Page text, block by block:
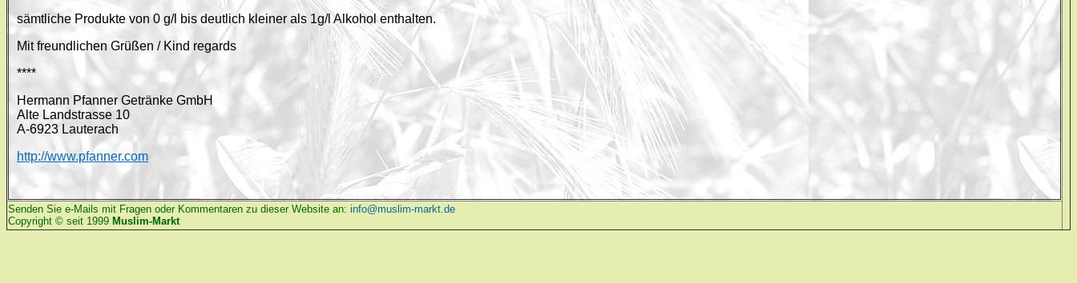
sämtliche Produkte von 0 g/l bis deutlich kleiner als 1g/l Alkohol enthalten.
Mit freundlichen Grüßen / Kind regards
****
Hermann Pfanner Getränke GmbH
Alte Landstrasse 10
A-6923 Lauterach
http://www.pfanner.com
Senden Sie e-Mails mit Fragen oder Kommentaren zu dieser Website an: info@muslim-markt.de
Copyright © seit 1999 Muslim-Markt